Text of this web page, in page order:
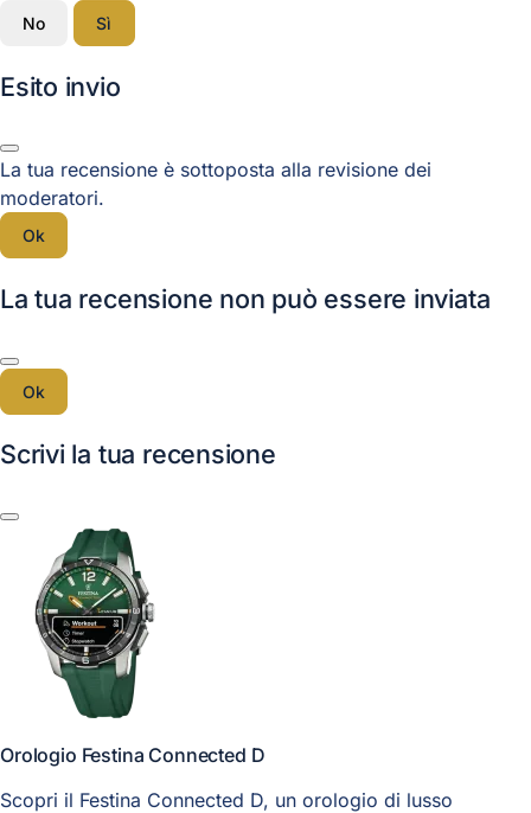
No Sì
Esito invio
La tua recensione è sottoposta alla revisione dei
moderatori.
Ok
La tua recensione non può essere inviata
Ok
Scrivi la tua recensione
Orologio Festina Connected D
Scopri il Festina Connected D, un orologio di lusso